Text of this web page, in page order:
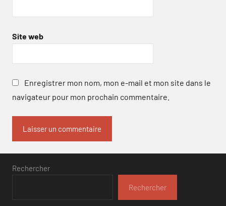
Site web
Enregistrer mon nom, mon e-mail et mon site dans le
navigateur pour mon prochain commentaire.
Rechercher
Rechercher